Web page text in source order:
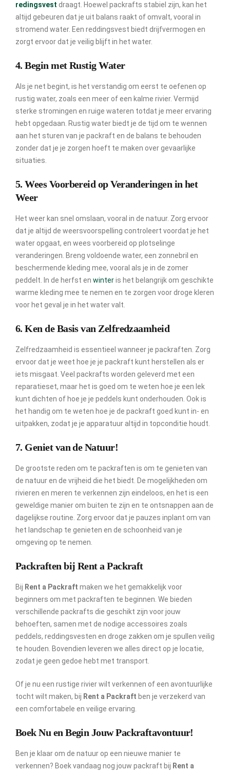
redingsvest draagt. Hoewel packrafts stabiel zijn, kan het
altijd gebeuren dat je uit balans raakt of omvalt, vooral in
stromend water. Een reddingsvest biedt drijfvermogen en
zorgt ervoor dat je veilig blijft in het water.
4. Begin met Rustig Water
Als je net begint, is het verstandig om eerst te oefenen op
rustig water, zoals een meer of een kalme rivier. Vermijd
sterke stromingen en ruige wateren totdat je meer ervaring
hebt opgedaan. Rustig water biedt je de tijd om te wennen
aan het sturen van je packraft en de balans te behouden
zonder dat je je zorgen hoeft te maken over gevaarlijke
situaties.
5. Wees Voorbereid op Veranderingen in het
Weer
Het weer kan snel omslaan, vooral in de natuur. Zorg ervoor
dat je altijd de weersvoorspelling controleert voordat je het
water opgaat, en wees voorbereid op plotselinge
veranderingen. Breng voldoende water, een zonnebril en
beschermende kleding mee, vooral als je in de zomer
peddelt. In de herfst en winteris het belangrijk om geschikte
warme kleding mee te nemen en te zorgen voor droge kleren
voor het geval je in het water valt.
6. Ken de Basis van Zelfredzaamheid
Zelfredzaamheid is essentieel wanneer je packraften. Zorg
ervoor dat je weet hoe je je packraft kunt herstellen als er
iets misgaat. Veel packrafts worden geleverd met een
reparatieset, maar het is goed om te weten hoe je een lek
kunt dichten of hoe je je peddels kunt onderhouden. Ook is
het handig om te weten hoe je de packraft goed kunt in- en
uitpakken, zodat je je apparatuur altijd in topconditie houdt.
7. Geniet van de Natuur!
De grootste reden om te packraften is om te genieten van
de natuur en de vrijheid die het biedt. De mogelijkheden om
rivieren en meren te verkennen zijn eindeloos, en het is een
geweldige manier om buiten te zijn en te ontsnappen aan de
dagelijkse routine. Zorg ervoor dat je pauzes inplant om van
het landschap te genieten en de schoonheid van je
omgeving op te nemen.
Packraften bij Rent a Packraft
Bij Rent a Packraft maken we het gemakkelijk voor
beginners om met packraften te beginnen. We bieden
verschillende packrafts die geschikt zijn voor jouw
behoeften, samen met de nodige accessoires zoals
peddels, reddingsvesten en droge zakken om je spullen veilig
te houden. Bovendien leveren we alles direct op je locatie,
zodat je geen gedoe hebt met transport.
Of je nu een rustige rivier wilt verkennen of een avontuurlijke
tocht wilt maken, bij Rent a Packraft ben je verzekerd van
een comfortabele en veilige ervaring.
Boek Nu en Begin Jouw Packraftavontuur!
Ben je klaar om de natuur op een nieuwe manier te
verkennen? Boek vandaag nog jouw packraft bij Rent a